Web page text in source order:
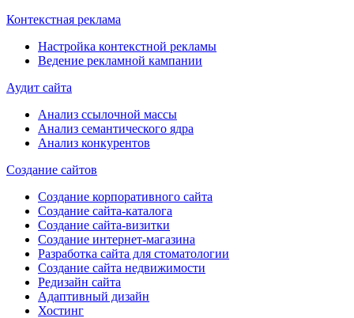
Контекстная реклама
Настройка контекстной рекламы
Ведение рекламной кампании
Аудит сайта
Анализ ссылочной массы
Анализ семантического ядра
Анализ конкурентов
Создание сайтов
Создание корпоративного сайта
Создание сайта-каталога
Создание сайта-визитки
Создание интернет-магазина
Разработка сайта для стоматологии
Создание сайта недвижимости
Редизайн сайта
Адаптивный дизайн
Хостинг